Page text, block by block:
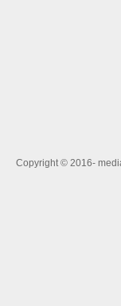
Copyright © 2016-